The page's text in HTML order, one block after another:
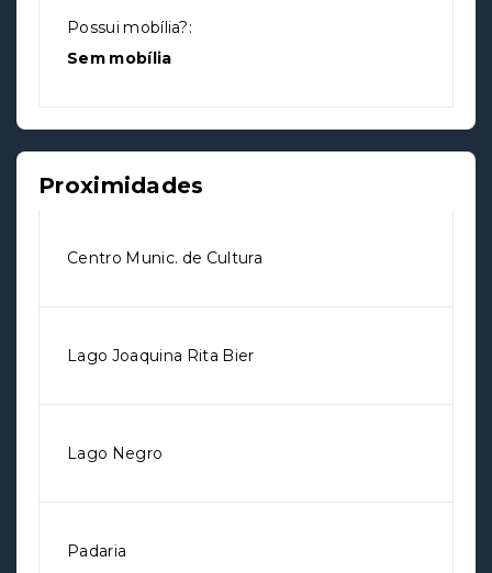
Possui mobília?:
Sem mobília
Proximidades
Centro Munic. de Cultura
Lago Joaquina Rita Bier
Lago Negro
Padaria